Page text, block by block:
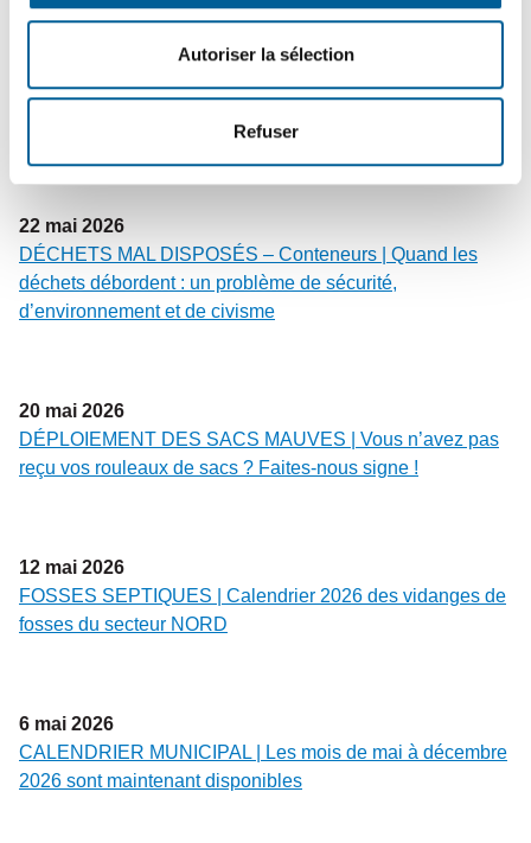
Autoriser la sélection
Refuser
de vos responsabilités légales et civiques pour une
cohabitation harmonieuse
22 mai 2026
DÉCHETS MAL DISPOSÉS – Conteneurs | Quand les
déchets débordent : un problème de sécurité,
d’environnement et de civisme
20 mai 2026
DÉPLOIEMENT DES SACS MAUVES | Vous n’avez pas
reçu vos rouleaux de sacs ? Faites-nous signe !
12 mai 2026
FOSSES SEPTIQUES | Calendrier 2026 des vidanges de
fosses du secteur NORD
6 mai 2026
CALENDRIER MUNICIPAL | Les mois de mai à décembre
2026 sont maintenant disponibles